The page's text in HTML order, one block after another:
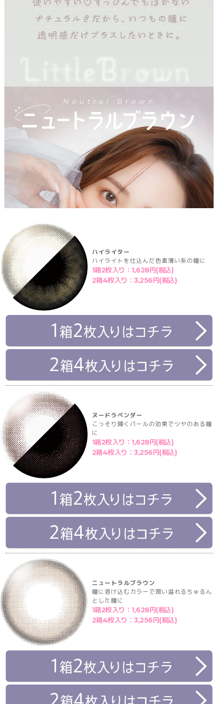
ハイライター
ハイライトを仕込んだ色素薄い系の瞳に
1箱2枚入り：1,628円(税込)
2箱4枚入り：3,256円(税込)
ヌードラベンダー
こっそり輝くパールの効果でツヤのある瞳
に
1箱2枚入り：1,628円(税込)
2箱4枚入り：3,256円(税込)
ニュートラルブラウン
瞳に溶け込むカラーで潤い溢れるちゅるん
とした瞳に
1箱2枚入り：1,628円(税込)
2箱4枚入り：3,256円(税込)